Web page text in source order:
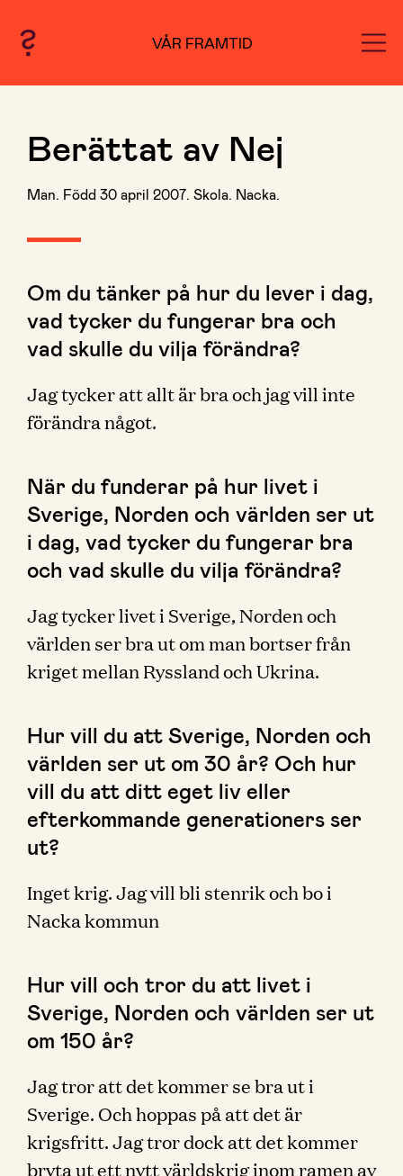
VÅR FRAMTID
Berättat av Nej
Man. Född 30 april 2007. Skola. Nacka.
Om du tänker på hur du lever i dag,
vad tycker du fungerar bra och
vad skulle du vilja förändra?
Jag tycker att allt är bra och jag vill inte
förändra något.
När du funderar på hur livet i
Sverige, Norden och världen ser ut
i dag, vad tycker du fungerar bra
och vad skulle du vilja förändra?
Jag tycker livet i Sverige, Norden och
världen ser bra ut om man bortser från
kriget mellan Ryssland och Ukrina.
Hur vill du att Sverige, Norden och
världen ser ut om 30 år? Och hur
vill du att ditt eget liv eller
efterkommande generationers ser
ut?
Inget krig. Jag vill bli stenrik och bo i
Nacka kommun
Hur vill och tror du att livet i
Sverige, Norden och världen ser ut
om 150 år?
Jag tror att det kommer se bra ut i
Sverige. Och hoppas på att det är
krigsfritt. Jag tror dock att det kommer
bryta ut ett nytt världskrig inom ramen av